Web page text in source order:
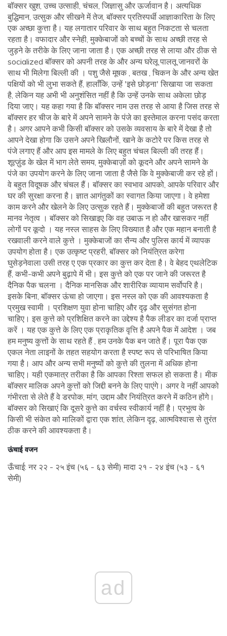
बॉक्सर खुश, उच्च उत्साही, चंचल, जिज्ञासु और ऊर्जावान है। अत्यधिक
बुद्धिमान, उत्सुक और सीखने में तेज, बॉक्सर प्रतिस्पर्धी आज्ञाकारिता के लिए
एक अच्छा कुत्ता है। यह लगातार परिवार के साथ बहुत निकटता से चलता
रहता है। वफादार और स्नेही, मुक्केबाजों को बच्चों के साथ अच्छी तरह से
जुड़ने के तरीके के लिए जाना जाता है। एक अच्छी तरह से लाया और ठीक से
socialized बॉक्सर को अपनी तरह के और अन्य घरेलू पालतू जानवरों के
साथ भी मिलेगा बिल्ली की । पशु जैसे मूषक , बतख , चिकन के और अन्य खेत
पक्षियों को भी लुभा सकते हैं, हालाँकि, उन्हें 'इसे छोड़ना' सिखाया जा सकता
है, लेकिन यह अभी भी अनुशंसित नहीं है कि उन्हें उनके साथ अकेला छोड़
दिया जाए। यह कहा गया है कि बॉक्सर नाम उस तरह से आया है जिस तरह से
बॉक्सर हर चीज के बारे में अपने सामने के पंजे का इस्तेमाल करना पसंद करता
है। अगर आपने कभी किसी बॉक्सर को उसके व्यवसाय के बारे में देखा है तो
आपने देखा होगा कि उसने अपने खिलौनों, खाने के कटोरे पर किस तरह से
पंजे लगाए हैं और आप इस मामले के लिए बहुत चंचल बिल्ली की तरह हैं।
शूत्ज़ुंड के खेल में भाग लेते समय, मुक्केबाज़ों को कूदने और अपने सामने के
पंजे का उपयोग करने के लिए जाना जाता है जैसे कि वे मुक्केबाजी कर रहे हों।
वे बहुत विदूषक और चंचल हैं। बॉक्सर का स्वभाव आपको, आपके परिवार और
घर की सुरक्षा करना है। ज्ञात आगंतुकों का स्वागत किया जाएगा। वे हमेशा
काम करने और खेलने के लिए उत्सुक रहते हैं। मुक्केबाजों की बहुत जरूरत है
मानव नेतृत्व । बॉक्सर को सिखाइए कि वह उबाऊ न हो और खासकर नहीं
लोगों पर कूदो । यह नस्ल साहस के लिए विख्यात है और एक महान बनाती है
रखवाली करने वाले कुत्ते । मुक्केबाजों का सैन्य और पुलिस कार्य में व्यापक
उपयोग होता है। एक उत्कृष्ट प्रहरी, बॉक्सर को नियंत्रित करेगा
घुसेड़नेवाला उसी तरह ए एक प्रकार का कुत्त कर देता है। वे बेहद एथलेटिक
हैं, कभी-कभी अपने बुढ़ापे में भी। इस कुत्ते को एक पर जाने की जरूरत है
दैनिक पैक चलना । दैनिक मानसिक और शारीरिक व्यायाम सर्वोपरि है।
इसके बिना, बॉक्सर ऊंचा हो जाएगा। इस नस्ल को एक की आवश्यकता है
प्रमुख स्वामी । प्रशिक्षण युवा होना चाहिए और दृढ़ और सुसंगत होना
चाहिए। इस कुत्ते को प्रशिक्षित करने का उद्देश्य है पैक लीडर का दर्जा प्राप्त
करें । यह एक कुत्ते के लिए एक प्राकृतिक वृत्ति है अपने पैक में आदेश । जब
हम मनुष्य कुत्तों के साथ रहते हैं , हम उनके पैक बन जाते हैं। पूरा पैक एक
एकल नेता लाइनों के तहत सहयोग करता है स्पष्ट रूप से परिभाषित किया
गया है। आप और अन्य सभी मनुष्यों को कुत्ते की तुलना में अधिक होना
चाहिए। यही एकमात्र तरीका है कि आपका रिश्ता सफल हो सकता है। मीक
बॉक्सर मालिक अपने कुत्तों को जिद्दी बनने के लिए पाएंगे। अगर वे नहीं आपको
गंभीरता से लेते हैं वे डरपोक, मांग, उद्दाम और नियंत्रित करने में कठिन होंगे।
बॉक्सर को सिखाएं कि दूसरे कुत्ते का वर्चस्व स्वीकार्य नहीं है। प्रभुत्व के
किसी भी संकेत को मालिकों द्वारा एक शांत, लेकिन दृढ़, आत्मविश्वास से तुरंत
ठीक करने की आवश्यकता है।
ऊंचाई वजन
ऊँचाई: नर २२ - २५ इंच (५६ - ६३ सेमी) मादा २१ - २४ इंच (५३ - ६१
सेमी)
ad